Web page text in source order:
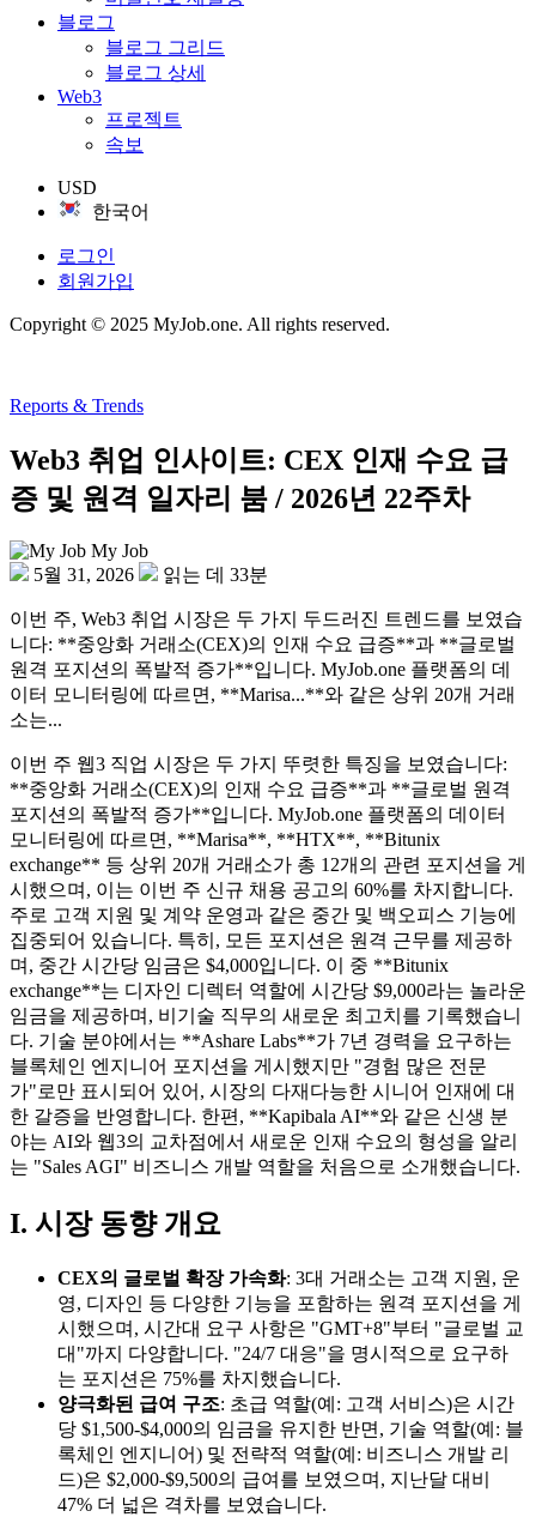
블로그
블로그 그리드
블로그 상세
Web3
프로젝트
속보
USD
한국어
로그인
회원가입
Copyright © 2025 MyJob.one. All rights reserved.
Reports & Trends
Web3 취업 인사이트: CEX 인재 수요 급
증 및 원격 일자리 붐 / 2026년 22주차
My Job
5월 31, 2026
읽는 데 33분
이번 주, Web3 취업 시장은 두 가지 두드러진 트렌드를 보였습
니다: **중앙화 거래소(CEX)의 인재 수요 급증**과 **글로벌
원격 포지션의 폭발적 증가**입니다. MyJob.one 플랫폼의 데
이터 모니터링에 따르면, **Marisa...**와 같은 상위 20개 거래
소는...
이번 주 웹3 직업 시장은 두 가지 뚜렷한 특징을 보였습니다:
**중앙화 거래소(CEX)의 인재 수요 급증**과 **글로벌 원격
포지션의 폭발적 증가**입니다. MyJob.one 플랫폼의 데이터
모니터링에 따르면, **Marisa**, **HTX**, **Bitunix
exchange** 등 상위 20개 거래소가 총 12개의 관련 포지션을 게
시했으며, 이는 이번 주 신규 채용 공고의 60%를 차지합니다.
주로 고객 지원 및 계약 운영과 같은 중간 및 백오피스 기능에
집중되어 있습니다. 특히, 모든 포지션은 원격 근무를 제공하
며, 중간 시간당 임금은 $4,000입니다. 이 중 **Bitunix
exchange**는 디자인 디렉터 역할에 시간당 $9,000라는 놀라운
임금을 제공하며, 비기술 직무의 새로운 최고치를 기록했습니
다. 기술 분야에서는 **Ashare Labs**가 7년 경력을 요구하는
블록체인 엔지니어 포지션을 게시했지만 "경험 많은 전문
가"로만 표시되어 있어, 시장의 다재다능한 시니어 인재에 대
한 갈증을 반영합니다. 한편, **Kapibala AI**와 같은 신생 분
야는 AI와 웹3의 교차점에서 새로운 인재 수요의 형성을 알리
는 "Sales AGI" 비즈니스 개발 역할을 처음으로 소개했습니다.
I. 시장 동향 개요
CEX의 글로벌 확장 가속화: 3대 거래소는 고객 지원, 운
영, 디자인 등 다양한 기능을 포함하는 원격 포지션을 게
시했으며, 시간대 요구 사항은 "GMT+8"부터 "글로벌 교
대"까지 다양합니다. "24/7 대응"을 명시적으로 요구하
는 포지션은 75%를 차지했습니다.
양극화된 급여 구조: 초급 역할(예: 고객 서비스)은 시간
당 $1,500-$4,000의 임금을 유지한 반면, 기술 역할(예: 블
록체인 엔지니어) 및 전략적 역할(예: 비즈니스 개발 리
드)은 $2,000-$9,500의 급여를 보였으며, 지난달 대비
47% 더 넓은 격차를 보였습니다.